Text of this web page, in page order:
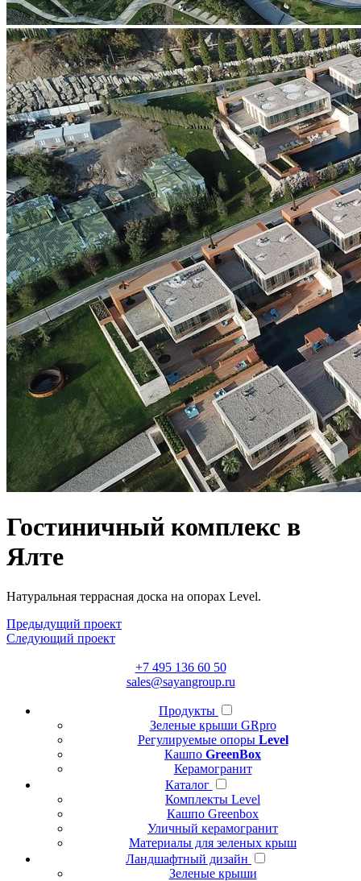
Гостиничный комплекс в
Ялте
Натуральная террасная доска на опорах Level.
Предыдущий проект
Следующий проект
+7 495 136 60 50
sales@sayangroup.ru
Продукты
Зеленые крыши GRpro
Регулируемые опоры Level
Кашпо GreenBox
Керамогранит
Каталог
Комплекты Level
Кашпо Greenbox
Уличный керамогранит
Материалы для зеленых крыш
Ландшафтный дизайн
Зеленые крыши